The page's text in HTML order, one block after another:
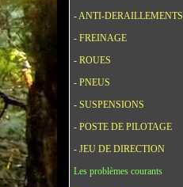
- ANTI-DERAILLEMENTS
- FREINAGE
- ROUES
- PNEUS
- SUSPENSIONS
- POSTE DE PILOTAGE
- JEU DE DIRECTION
Les problèmes courants